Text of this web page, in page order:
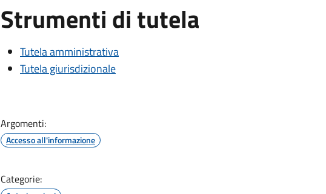
Strumenti di tutela
Tutela amministrativa
Tutela giurisdizionale
Argomenti:
Accesso all'informazione
Categorie: